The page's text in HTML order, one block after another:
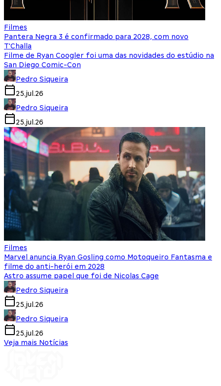
Filmes
Pantera Negra 3 é confirmado para 2028, com novo
T'Challa
Filme de Ryan Coogler foi uma das novidades do estúdio na
San Diego Comic-Con
Pedro Siqueira
25.jul.26
Pedro Siqueira
25.jul.26
Filmes
Marvel anuncia Ryan Gosling como Motoqueiro Fantasma e
filme do anti-herói em 2028
Astro assume papel que foi de Nicolas Cage
Pedro Siqueira
25.jul.26
Pedro Siqueira
25.jul.26
Veja mais Notícias